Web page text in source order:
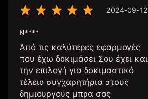
2024-09-12
N****
Από τις καλύτερες εφαρμογές
που έχω δοκιμάσει Σου έχει και
την επιλογή για δοκιμαστικό
τέλειο συγχαρητήρια στους
δημιουργούς μπρα σας